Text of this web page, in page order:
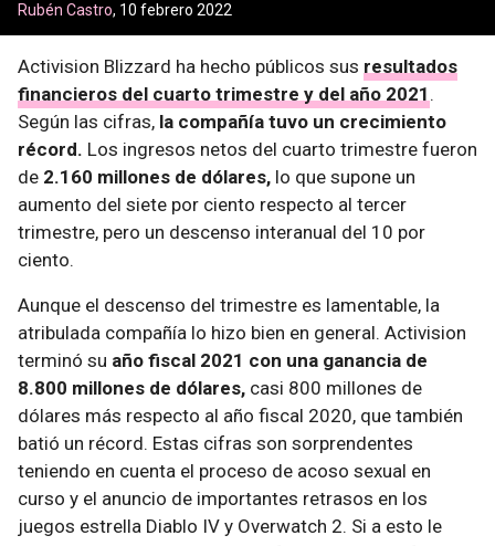
Rubén Castro, 10 febrero 2022
Activision Blizzard ha hecho públicos sus resultados
financieros del cuarto trimestre y del año 2021 .
Según las cifras, la compañía tuvo un crecimiento
récord. Los ingresos netos del cuarto trimestre fueron
de 2.160 millones de dólares, lo que supone un
aumento del siete por ciento respecto al tercer
trimestre, pero un descenso interanual del 10 por
ciento.
Aunque el descenso del trimestre es lamentable, la
atribulada compañía lo hizo bien en general. Activision
terminó su año fiscal 2021 con una ganancia de
8.800 millones de dólares, casi 800 millones de
dólares más respecto al año fiscal 2020, que también
batió un récord. Estas cifras son sorprendentes
teniendo en cuenta el proceso de acoso sexual en
curso y el anuncio de importantes retrasos en los
juegos estrella Diablo IV y Overwatch 2. Si a esto le